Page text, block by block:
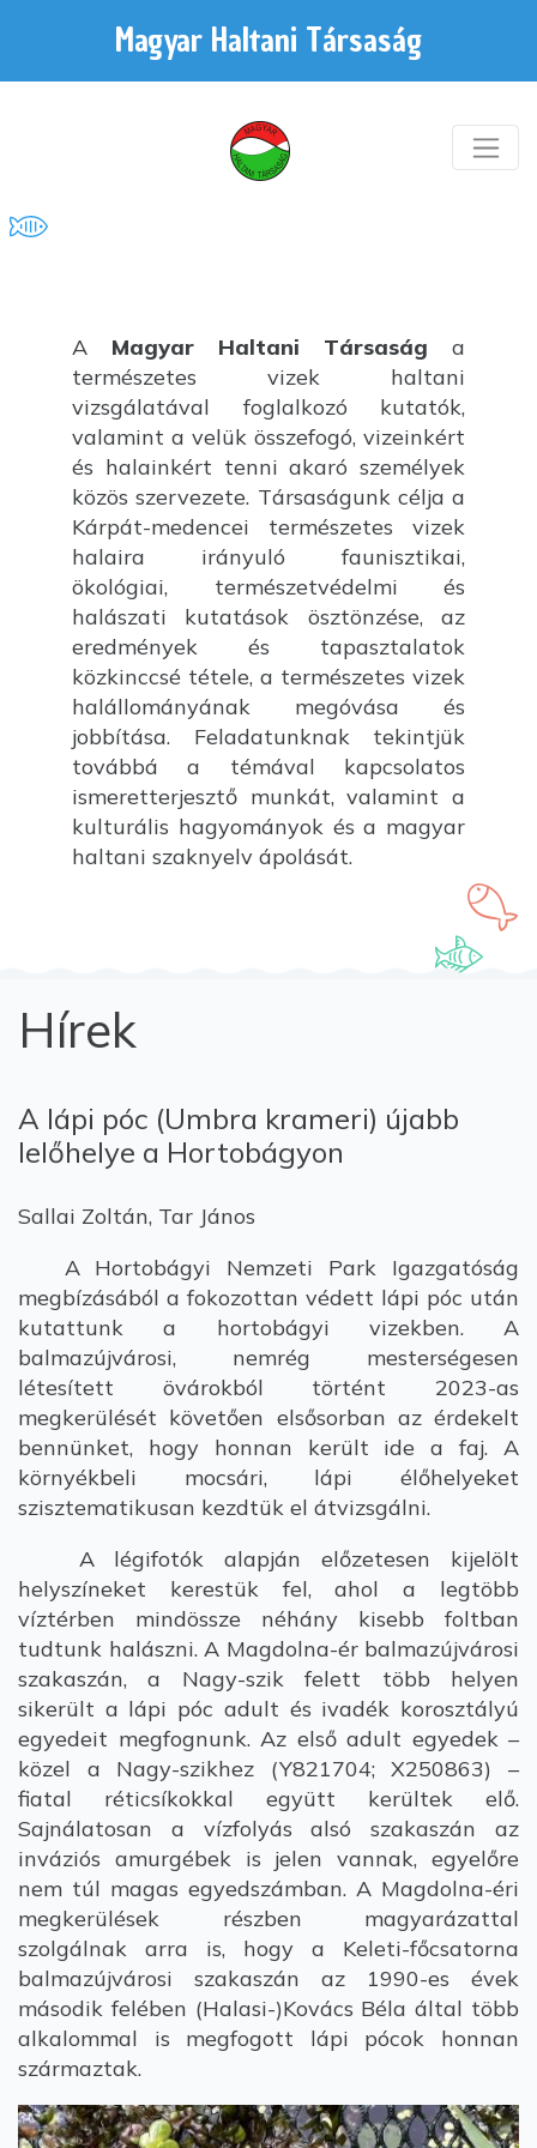
Magyar Haltani Társaság
A Magyar Haltani Társaság a
természetes vizek haltani
vizsgálatával foglalkozó kutatók,
valamint a velük összefogó, vizeinkért
és halainkért tenni akaró személyek
közös szervezete. Társaságunk célja a
Kárpát-medencei természetes vizek
halaira irányuló faunisztikai,
ökológiai, természetvédelmi és
halászati kutatások ösztönzése, az
eredmények és tapasztalatok
közkinccsé tétele, a természetes vizek
halállományának megóvása és
jobbítása. Feladatunknak tekintjük
továbbá a témával kapcsolatos
ismeretterjesztő munkát, valamint a
kulturális hagyományok és a magyar
haltani szaknyelv ápolását.
Hírek
A lápi póc (Umbra krameri) újabb
lelőhelye a Hortobágyon
Sallai Zoltán, Tar János
A Hortobágyi Nemzeti Park Igazgatóság
megbízásából a fokozottan védett lápi póc után
kutattunk a hortobágyi vizekben. A
balmazújvárosi, nemrég mesterségesen
létesített övárokból történt 2023-as
megkerülését követően elsősorban az érdekelt
bennünket, hogy honnan került ide a faj. A
környékbeli mocsári, lápi élőhelyeket
szisztematikusan kezdtük el átvizsgálni.
A légifotók alapján előzetesen kijelölt
helyszíneket kerestük fel, ahol a legtöbb
víztérben mindössze néhány kisebb foltban
tudtunk halászni. A Magdolna-ér balmazújvárosi
szakaszán, a Nagy-szik felett több helyen
sikerült a lápi póc adult és ivadék korosztályú
egyedeit megfognunk. Az első adult egyedek –
közel a Nagy-szikhez (Y821704; X250863) –
fiatal réticsíkokkal együtt kerültek elő.
Sajnálatosan a vízfolyás alsó szakaszán az
inváziós amurgébek is jelen vannak, egyelőre
nem túl magas egyedszámban. A Magdolna-éri
megkerülések részben magyarázattal
szolgálnak arra is, hogy a Keleti-főcsatorna
balmazújvárosi szakaszán az 1990-es évek
második felében (Halasi-)Kovács Béla által több
alkalommal is megfogott lápi pócok honnan
származtak.